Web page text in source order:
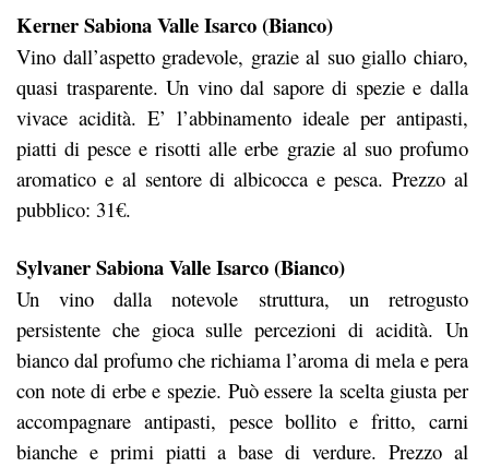
Kerner Sabiona Valle Isarco (Bianco)
Vino dall’aspetto gradevole, grazie al suo giallo chiaro,
quasi trasparente. Un vino dal sapore di spezie e dalla
vivace acidità. E’ l’abbinamento ideale per antipasti,
piatti di pesce e risotti alle erbe grazie al suo profumo
aromatico e al sentore di albicocca e pesca. Prezzo al
pubblico: 31€.
Sylvaner Sabiona Valle Isarco (Bianco)
Un vino dalla notevole struttura, un retrogusto
persistente che gioca sulle percezioni di acidità. Un
bianco dal profumo che richiama l’aroma di mela e pera
con note di erbe e spezie. Può essere la scelta giusta per
accompagnare antipasti, pesce bollito e fritto, carni
bianche e primi piatti a base di verdure. Prezzo al